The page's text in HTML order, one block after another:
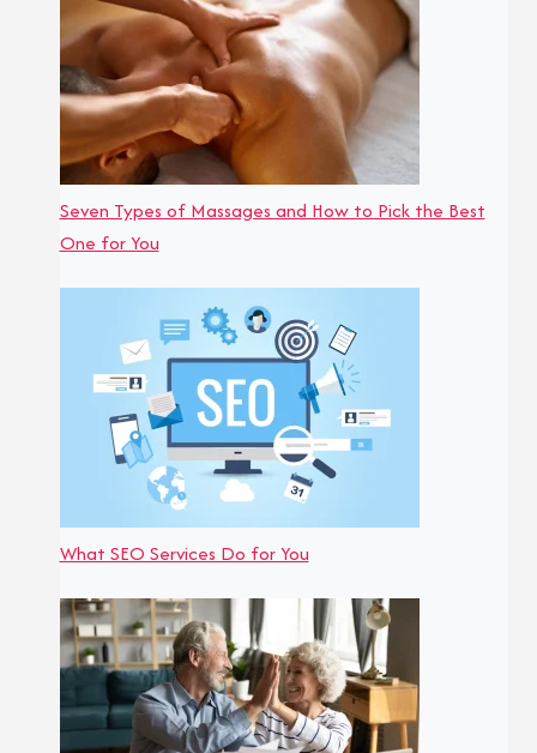
Seven Types of Massages and How to Pick the Best
One for You
What SEO Services Do for You